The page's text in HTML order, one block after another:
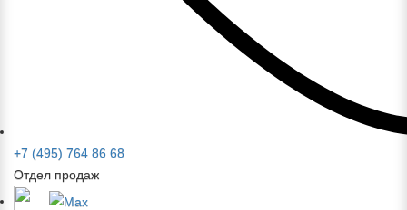
+7 (495) 764 86 68
Отдел продаж